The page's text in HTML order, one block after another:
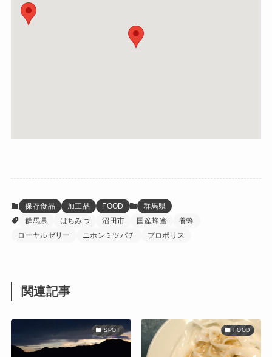
保存食品 加工品 FOOD
群馬県
群馬県
はちみつ 沼田市 国産蜂蜜
養蜂
ローヤルゼリー
ニホンミツバチ プロポリス
関連記事
SPOT FOOD